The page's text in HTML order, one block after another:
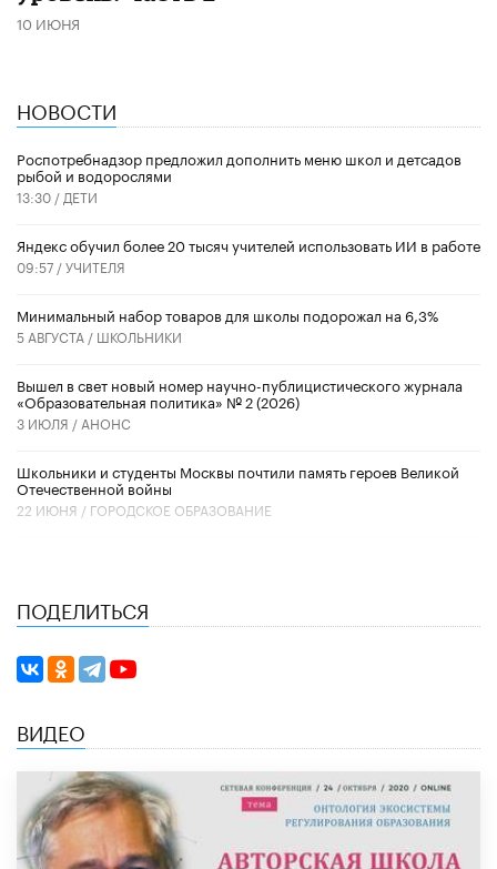
10 ИЮНЯ
НОВОСТИ
Роспотребнадзор предложил дополнить меню школ и детсадов
рыбой и водорослями
13:30 / ДЕТИ
​Яндекс обучил более 20 тысяч учителей использовать ИИ в работе
09:57 /УЧИТЕЛЯ
Минимальный набор товаров для школы подорожал на 6,3%
5 АВГУСТА / ШКОЛЬНИКИ
Вышел в свет новый номер научно-публицистического журнала
«Образовательная политика» № 2 (2026)
3 ИЮЛЯ / АНОНС
Школьники и студенты Москвы почтили память героев Великой
Отечественной войны
22 ИЮНЯ / ГОРОДСКОЕ ОБРАЗОВАНИЕ
ПОДЕЛИТЬСЯ
ВИДЕО